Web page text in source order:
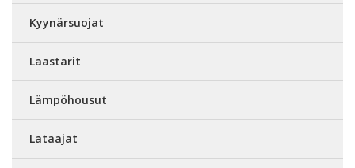
Kyynärsuojat
Laastarit
Lämpöhousut
Lataajat